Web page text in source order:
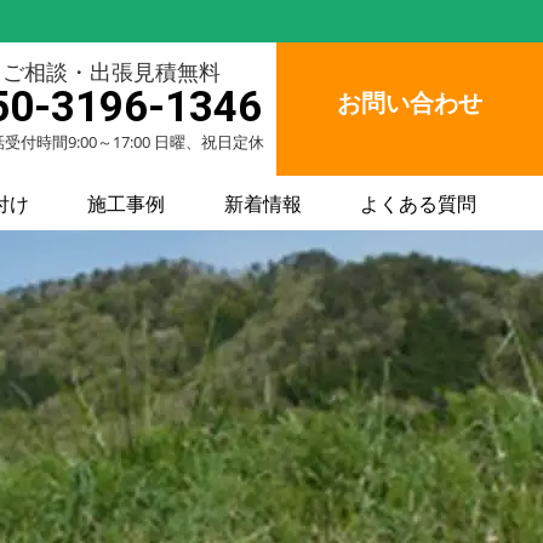
ご相談・出張見積無料
3196-1346
付時間9:00～17:00 日曜、祝日定休
お問い合わせ
け 施工事例 新着情報 よくある質問